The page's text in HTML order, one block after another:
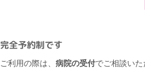
完全予約制です
ご利用の際は、病院の受付でご相談いた